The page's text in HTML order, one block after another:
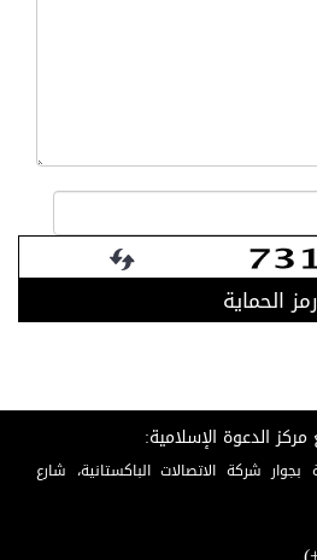
رمز الحماية
الدعوة الإسلامية:
شركة الاتصالات الباكستانية، شارع